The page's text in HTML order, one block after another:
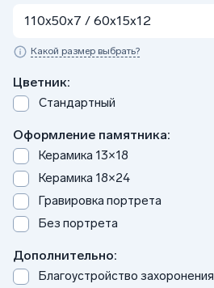
110x50x7 / 60x15x12
Какой размер выбрать?
Цветник:
Стандартный
Оформление памятника:
Керамика 13×18
Керамика 18×24
Гравировка портрета
Без портрета
Дополнительно:
Благоустройство захоронения